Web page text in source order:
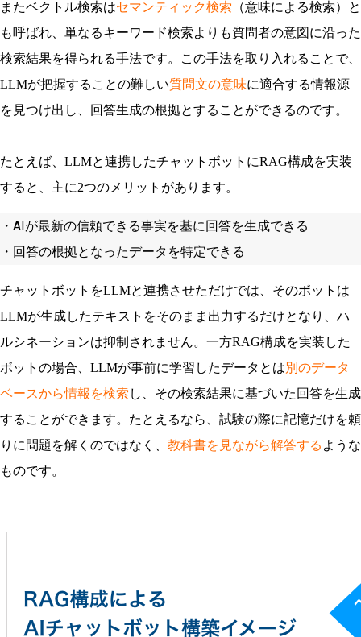
またベクトル検索はセマンティック検索 （意味による検索）と
も呼ばれ、単なるキーワード検索よりも質問者の意図に沿った
検索結果を得られる手法です。この手法を取り入れることで、
LLMが把握することの難しい質問文の意味に適合する情報源
を見つけ出し、回答生成の根拠とすることができるのです。
たとえば、LLMと連携したチャットボットにRAG構成を実装
すると、主に2つのメリットがあります。
・AIが最新の信頼できる事実を基に回答を生成できる
・回答の根拠となったデータを特定できる
チャットボットをLLMと連携させただけでは、そのボットは
LLMが生成したテキストをそのまま出力するだけとなり、ハ
ルシネーションは抑制されません。一方RAG構成を実装した
ボットの場合、LLMが事前に学習したデータとは別のデータ
ベースから情報を検索 し、その検索結果に基づいた回答を生成
することができます。たとえるなら、試験の際に記憶だけを頼
りに問題を解くのではなく、 教科書を見ながら解答する ような
ものです。